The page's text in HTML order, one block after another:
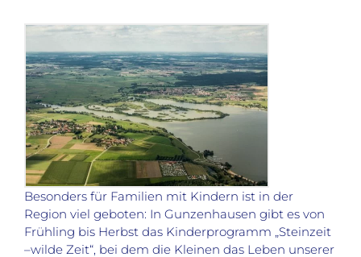
Besonders für Familien mit Kindern ist in der
Region viel geboten: In Gunzenhausen gibt es von
Frühling bis Herbst das Kinderprogramm „Steinzeit
–wilde Zeit“, bei dem die Kleinen das Leben unserer